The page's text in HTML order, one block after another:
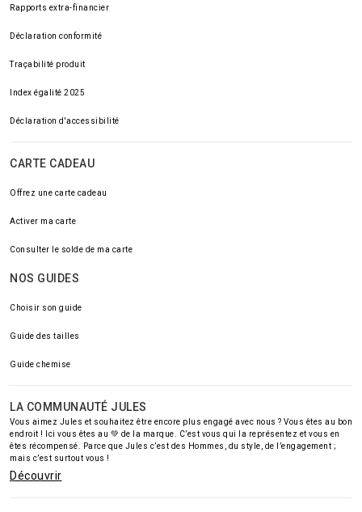
Rapports extra-financier
Déclaration conformité
Traçabilité produit
Index égalité 2025
Déclaration d'accessibilité
CARTE CADEAU
Offrez une carte cadeau
Activer ma carte
Consulter le solde de ma carte
NOS GUIDES
Choisir son guide
Guide des tailles
Guide chemise
LA COMMUNAUTÉ JULES
Vous aimez Jules et souhaitez être encore plus engagé avec nous ? Vous êtes au bon
endroit ! Ici vous êtes au 💚 de la marque. C’est vous qui la représentez et vous en
êtes récompensé. Parce que Jules c’est des Hommes, du style, de l’engagement ;
mais c’est surtout vous !
Découvrir